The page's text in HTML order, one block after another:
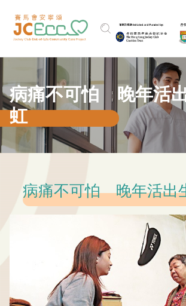
病痛不可怕 晚年活
虹
病痛不可怕 晚年活出